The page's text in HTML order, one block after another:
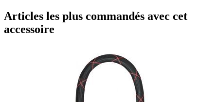
Articles les plus commandés avec cet
accessoire